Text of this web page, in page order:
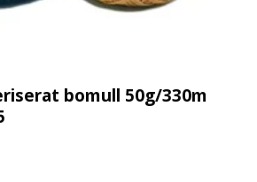
bomull 50g/330m